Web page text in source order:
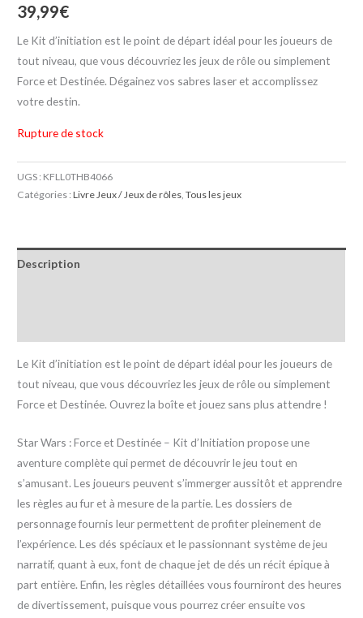
39,99€
Le Kit d’initiation est le point de départ idéal pour les joueurs de
tout niveau, que vous découvriez les jeux de rôle ou simplement
Force et Destinée. Dégainez vos sabres laser et accomplissez
votre destin.
Rupture de stock
UGS : KFLL0THB4066
Catégories :Livre Jeux / Jeux de rôles ,Tous les jeux
Description
Le Kit d’initiation est le point de départ idéal pour les joueurs de
tout niveau, que vous découvriez les jeux de rôle ou simplement
Force et Destinée. Ouvrez la boîte et jouez sans plus attendre !
Star Wars : Force et Destinée – Kit d’Initiation propose une
aventure complète qui permet de découvrir le jeu tout en
s’amusant. Les joueurs peuvent s’immerger aussitôt et apprendre
les règles au fur et à mesure de la partie. Les dossiers de
personnage fournis leur permettent de profiter pleinement de
l’expérience. Les dés spéciaux et le passionnant système de jeu
narratif, quant à eux, font de chaque jet de dés un récit épique à
part entière. Enfin, les règles détaillées vous fourniront des heures
de divertissement, puisque vous pourrez créer ensuite vos